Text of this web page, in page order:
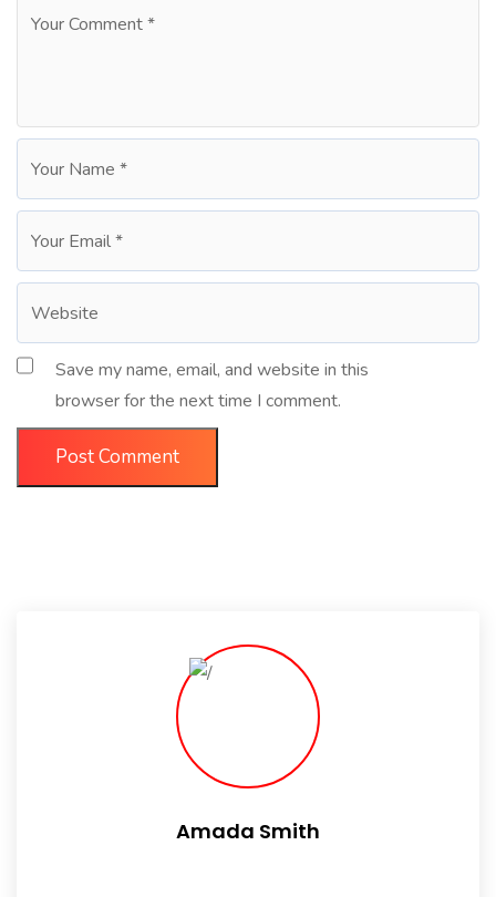
Save my name, email, and website in this
browser for the next time I comment.
Amada Smith